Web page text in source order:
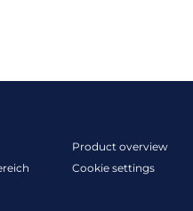
Product overview
Cookie settings